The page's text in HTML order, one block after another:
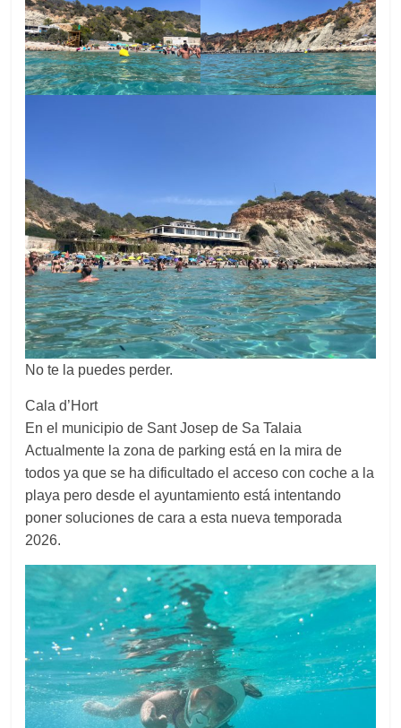
No te la puedes perder.
Cala d’Hort
En el municipio de Sant Josep de Sa Talaia
Actualmente la zona de parking está en la mira de
todos ya que se ha dificultado el acceso con coche a la
playa pero desde el ayuntamiento está intentando
poner soluciones de cara a esta nueva temporada
2026.